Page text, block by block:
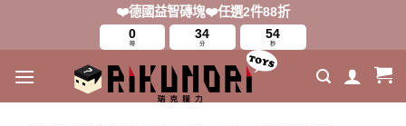
❤️德國益智磚塊❤️任選2件88折
0
時
34
分
54
秒